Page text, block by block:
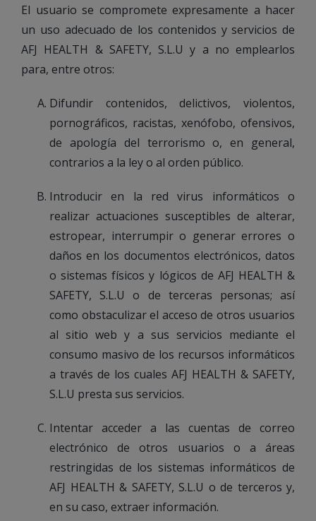
El usuario se compromete expresamente a hacer
un uso adecuado de los contenidos y servicios de
AFJ HEALTH & SAFETY, S.L.U y a no emplearlos
para, entre otros:
Difundir contenidos, delictivos, violentos,
pornográficos, racistas, xenófobo, ofensivos,
de apología del terrorismo o, en general,
contrarios a la ley o al orden público.
Introducir en la red virus informáticos o
realizar actuaciones susceptibles de alterar,
estropear, interrumpir o generar errores o
daños en los documentos electrónicos, datos
o sistemas físicos y lógicos de AFJ HEALTH &
SAFETY, S.L.U o de terceras personas; así
como obstaculizar el acceso de otros usuarios
al sitio web y a sus servicios mediante el
consumo masivo de los recursos informáticos
a través de los cuales AFJ HEALTH & SAFETY,
S.L.U presta sus servicios.
Intentar acceder a las cuentas de correo
electrónico de otros usuarios o a áreas
restringidas de los sistemas informáticos de
AFJ HEALTH & SAFETY, S.L.U o de terceros y,
en su caso, extraer información.